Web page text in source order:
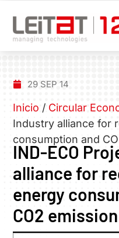
29 SEP 14
Inicio / Circular
Industry alliance for
consumption and
IND-ECO
alliance for
energy
CO2 emission